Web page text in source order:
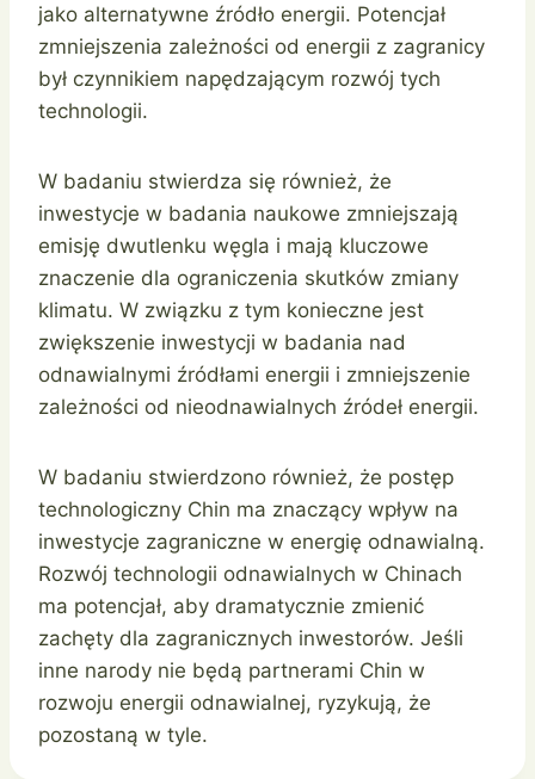
jako alternatywne źródło energii. Potencjał
zmniejszenia zależności od energii z zagranicy
był czynnikiem napędzającym rozwój tych
technologii.
W badaniu stwierdza się również, że
inwestycje w badania naukowe zmniejszają
emisję dwutlenku węgla i mają kluczowe
znaczenie dla ograniczenia skutków zmiany
klimatu. W związku z tym konieczne jest
zwiększenie inwestycji w badania nad
odnawialnymi źródłami energii i zmniejszenie
zależności od nieodnawialnych źródeł energii.
W badaniu stwierdzono również, że postęp
technologiczny Chin ma znaczący wpływ na
inwestycje zagraniczne w energię odnawialną.
Rozwój technologii odnawialnych w Chinach
ma potencjał, aby dramatycznie zmienić
zachęty dla zagranicznych inwestorów. Jeśli
inne narody nie będą partnerami Chin w
rozwoju energii odnawialnej, ryzykują, że
pozostaną w tyle.